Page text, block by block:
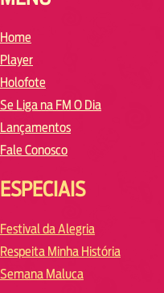
Home
Player
Holofote
Se Liga na FM O Dia
Lançamentos
Fale Conosco
ESPECIAIS
Festival da Alegria
Respeita Minha História
Semana Maluca